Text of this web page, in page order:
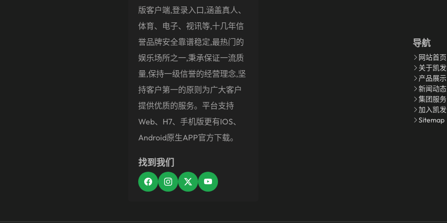
版客户端,登录入口,涵盖真人、
体育、电子、视讯等,十几年信
誉品牌安全靠谱稳定,最热门的
娱乐场所之一,秉承保证一流质
量,保持一级信誉的经营理念,坚
持客户第一的原则为广大客户
提供优质的服务。平台支持
Web、H7、手机版更有iOS、
Android原生APP官方下载。
找到我们
导航
网站首页
关于凯
产品展示
新闻动态
集团服务
加入凯
Sitemap